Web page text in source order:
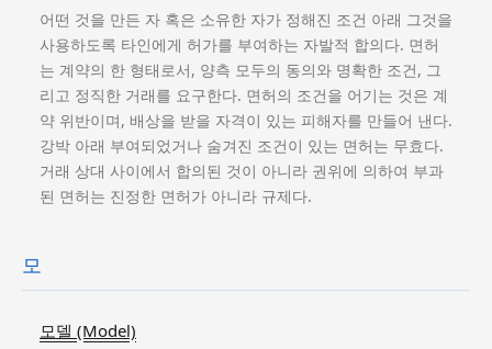
어떤 것을 만든 자 혹은 소유한 자가 정해진 조건 아래 그것을
사용하도록 타인에게 허가를 부여하는 자발적 합의다. 면허
는 계약의 한 형태로서, 양측 모두의 동의와 명확한 조건, 그
리고 정직한 거래를 요구한다. 면허의 조건을 어기는 것은 계
약 위반이며, 배상을 받을 자격이 있는 피해자를 만들어 낸다.
강박 아래 부여되었거나 숨겨진 조건이 있는 면허는 무효다.
거래 상대 사이에서 합의된 것이 아니라 권위에 의하여 부과
된 면허는 진정한 면허가 아니라 규제다.
모
모델 (Model)